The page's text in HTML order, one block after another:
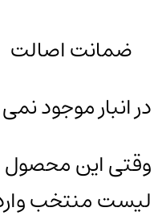
ضمانت اصالت
در انبار موجود
وقتی این محصول
لیست منتخب